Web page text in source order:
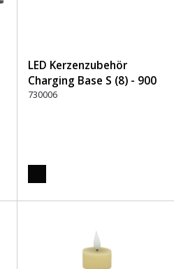
LED Kerzenzubehör
Charging Base S (8) - 900
Schwarz
730006